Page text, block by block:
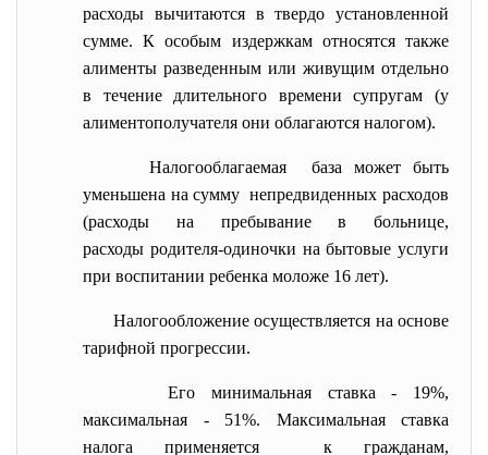
расходы вычитаются в твердо установленной
сумме. К особым издержкам относятся также
алименты разведенным или живущим отдельно
в течение длительного времени супругам (у
алиментополучателя они облагаются налогом).
Налогооблагаемая база может быть
уменьшена на сумму непредвиденных расходов
(расходы на пребывание в больнице,
расходы родителя-одиночки на бытовые услуги
при воспитании ребенка моложе 16 лет).
Налогообложение осуществляется на основе
тарифной прогрессии.
Его минимальная ставка - 19%,
максимальная - 51%. Максимальная ставка
налога применяется к гражданам,